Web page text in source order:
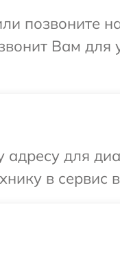
позвоните
Вам
для
в сервис